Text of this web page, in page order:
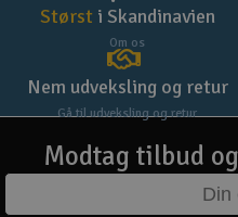
Størst i Skandinavien
Om os
Nem udveksling og retur
Gå til udveksling og retur
Modtag tilbud